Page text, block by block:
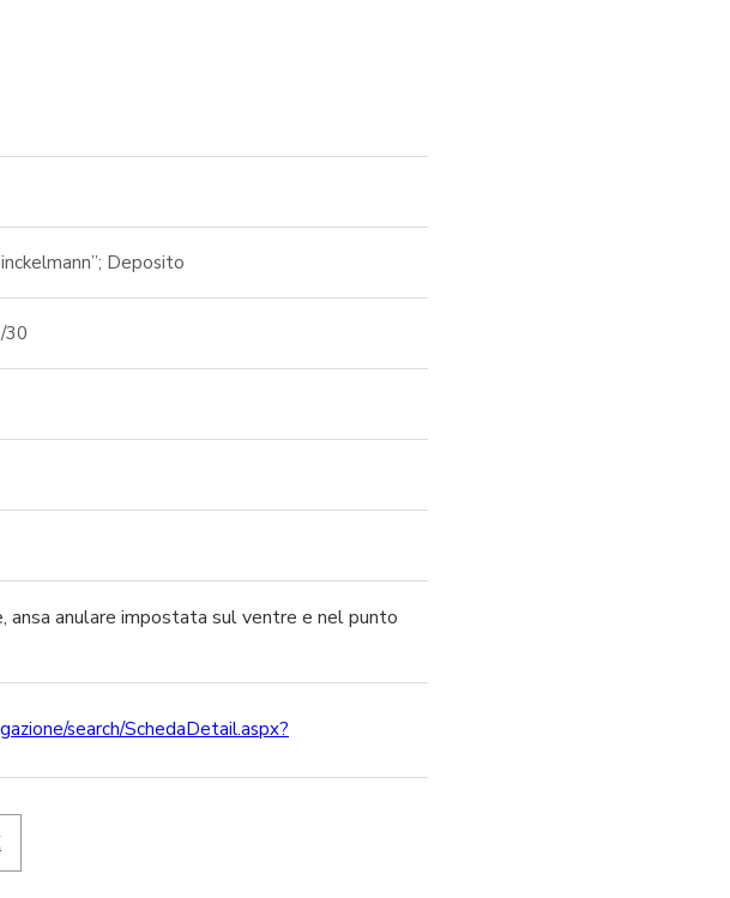
Deposito
30
ansa anulare impostata sul ventre e nel punto
search/SchedaDetail.aspx?